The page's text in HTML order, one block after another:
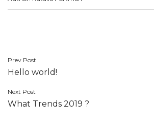
Post
navigation
Prev Post
Hello world!
Next Post
What Trends 2019 ?